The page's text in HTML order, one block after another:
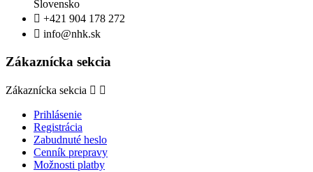
Slovensko
 +421 904 178 272
 info@nhk.sk
Zákaznícka sekcia
Zákaznícka sekcia  
Prihlásenie
Registrácia
Zabudnuté heslo
Cenník prepravy
Možnosti platby